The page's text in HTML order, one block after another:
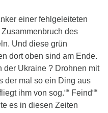
einer fehlgeleiteten
des
Und diese grün
dort oben sind am Ende.
der Ukraine ? Drohnen mit
der mal so ein Ding aus
ihm von sog.““ Feind““
es in diesen Zeiten